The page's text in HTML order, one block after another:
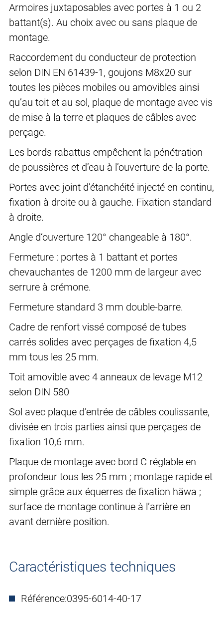
Armoires juxtaposables avec portes à 1 ou 2
battant(s). Au choix avec ou sans plaque de
montage.
Raccordement du conducteur de protection
selon DIN EN 61439-1, goujons M8x20 sur
toutes les pièces mobiles ou amovibles ainsi
qu’au toit et au sol, plaque de montage avec vis
de mise à la terre et plaques de câbles avec
perçage.
Les bords rabattus empêchent la pénétration
de poussières et d’eau à l’ouverture de la porte.
Portes avec joint d’étanchéité injecté en continu,
fixation à droite ou à gauche. Fixation standard
à droite.
Angle d‘ouverture 120° changeable à 180°.
Fermeture : portes à 1 battant et portes
chevauchantes de 1200 mm de largeur avec
serrure à crémone.
Fermeture standard 3 mm double-barre.
Cadre de renfort vissé composé de tubes
carrés solides avec perçages de fixation 4,5
mm tous les 25 mm.
Toit amovible avec 4 anneaux de levage M12
selon DIN 580
Sol avec plaque d’entrée de câbles coulissante,
divisée en trois parties ainsi que perçages de
fixation 10,6 mm.
Plaque de montage avec bord C réglable en
profondeur tous les 25 mm ; montage rapide et
simple grâce aux équerres de fixation häwa ;
surface de montage continue à l’arrière en
avant dernière position.
Caractéristiques techniques
Référence:0395-6014-40-17